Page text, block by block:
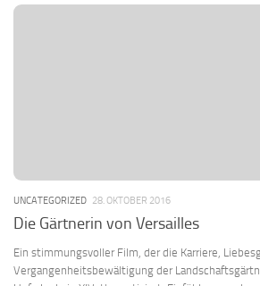
UNCATEGORIZED 28. OKTOBER 2016
Die Gärtnerin von Versailles
Ein stimmungsvoller Film, der die Karriere,
Vergangenheitsbewältigung der